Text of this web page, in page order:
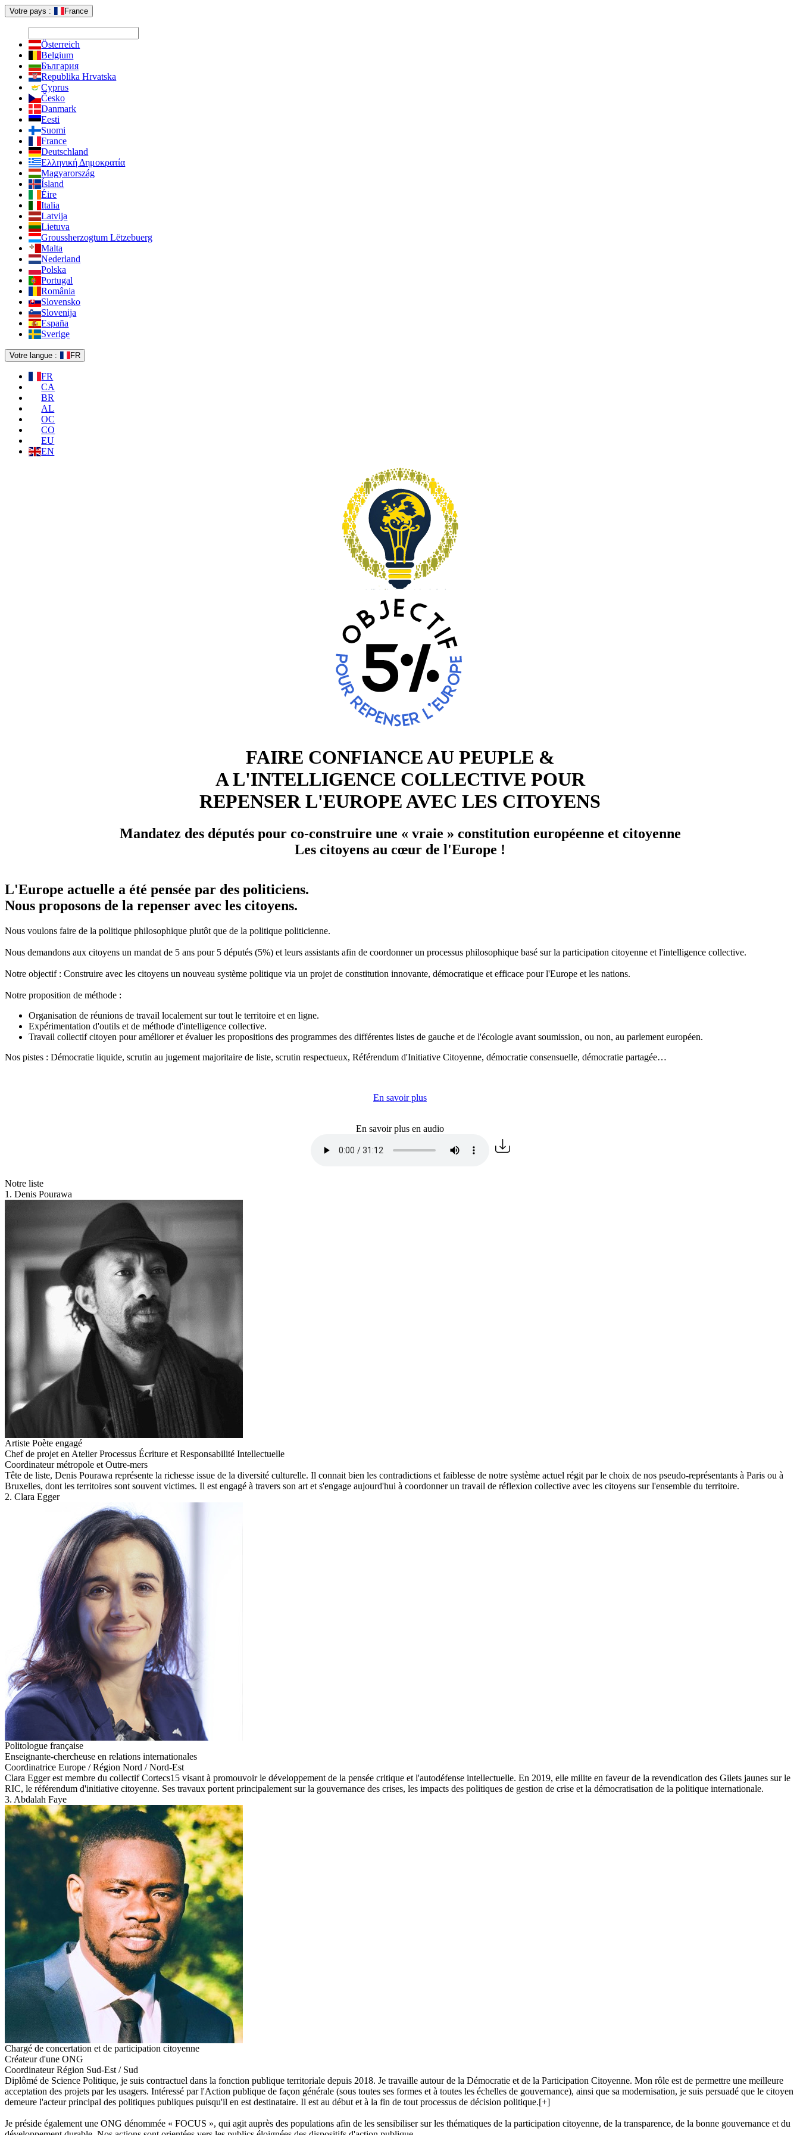
Votre pays : France
Österreich
Belgium
България
Republika Hrvatska
Cyprus
Česko
Danmark
Eesti
Suomi
France
Deutschland
Ελληνική Δημοκρατία
Magyarország
Ísland
Éire
Italia
Latvija
Lietuva
Groussherzogtum Lëtzebuerg
Malta
Nederland
Polska
Portugal
România
Slovensko
Slovenija
España
Sverige
Votre langue : FR
FR
CA
BR
AL
OC
CO
EU
EN
FAIRE CONFIANCE AU PEUPLE &
A L'INTELLIGENCE COLLECTIVE POUR
REPENSER L'EUROPE AVEC LES CITOYENS
Mandatez des députés pour co-construire une « vraie » constitution européenne et citoyenne
Les citoyens au cœur de l'Europe !
L'Europe actuelle a été pensée par des politiciens.
Nous proposons de la repenser avec les citoyens.
Nous voulons faire de la politique philosophique plutôt que de la politique politicienne.
Nous demandons aux citoyens un mandat de 5 ans pour 5 députés (5%) et leurs assistants afin de coordonner un processus philosophique basé sur la participation citoyenne et l'intelligence collective.
Notre objectif : Construire avec les citoyens un nouveau système politique via un projet de constitution innovante, démocratique et efficace pour l'Europe et les nations.
Notre proposition de méthode :
Organisation de réunions de travail localement sur tout le territoire et en ligne.
Expérimentation d'outils et de méthode d'intelligence collective.
Travail collectif citoyen pour améliorer et évaluer les propositions des programmes des différentes listes de gauche et de l'écologie avant soumission, ou non, au parlement européen.
Nos pistes : Démocratie liquide, scrutin au jugement majoritaire de liste, scrutin respectueux, Référendum d'Initiative Citoyenne, démocratie consensuelle, démocratie partagée…
En savoir plus
En savoir plus en audio
Notre liste
1. Denis Pourawa
Artiste Poète engagé
Chef de projet en Atelier Processus Écriture et Responsabilité Intellectuelle
Coordinateur métropole et Outre-mers
Tête de liste, Denis Pourawa représente la richesse issue de la diversité culturelle. Il connait bien les contradictions et faiblesse de notre système actuel régit par le choix de nos pseudo-représentants à Paris ou à
Bruxelles, dont les territoires sont souvent victimes. Il est engagé à travers son art et s'engage aujourd'hui à coordonner un travail de réflexion collective avec les citoyens sur l'ensemble du territoire.
2. Clara Egger
Politologue française
Enseignante-chercheuse en relations internationales
Coordinatrice Europe / Région Nord / Nord-Est
Clara Egger est membre du collectif Cortecs15 visant à promouvoir le développement de la pensée critique et l'autodéfense intellectuelle. En 2019, elle milite en faveur de la revendication des Gilets jaunes sur le
RIC, le référendum d'initiative citoyenne. Ses travaux portent principalement sur la gouvernance des crises, les impacts des politiques de gestion de crise et la démocratisation de la politique internationale.
3. Abdalah Faye
Chargé de concertation et de participation citoyenne
Créateur d'une ONG
Coordinateur Région Sud-Est / Sud
Diplômé de Science Politique, je suis contractuel dans la fonction publique territoriale depuis 2018. Je travaille autour de la Démocratie et de la Participation Citoyenne. Mon rôle est de permettre une meilleure
acceptation des projets par les usagers. Intéressé par l'Action publique de façon générale (sous toutes ses formes et à toutes les échelles de gouvernance), ainsi que sa modernisation, je suis persuadé que le citoyen
demeure l'acteur principal des politiques publiques puisqu'il en est destinataire. Il est au début et à la fin de tout processus de décision politique.[+]
Je préside également une ONG dénommée « FOCUS », qui agit auprès des populations afin de les sensibiliser sur les thématiques de la participation citoyenne, de la transparence, de la bonne gouvernance et du